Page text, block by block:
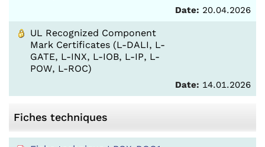
Date: 20.04.2026
UL Recognized Component
Mark Certificates (L-DALI, L-
GATE, L-INX, L-IOB, L-IP, L-
POW, L-ROC)
Date: 14.01.2026
Fiches techniques